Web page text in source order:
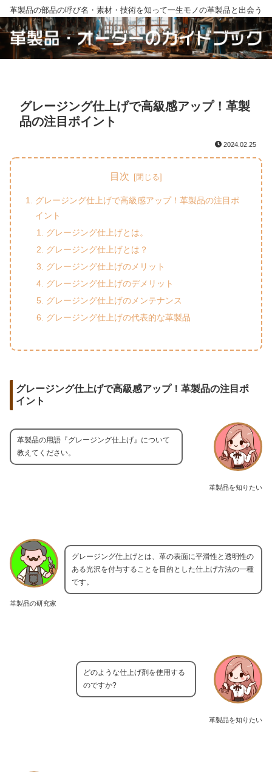
革製品の部品の呼び名・素材・技術を知って一生モノの革製品と出会う
グレージング仕上げで高級感アップ！革製
品の注目ポイント
2024.02.25
目次
グレージング仕上げで高級感アップ！革製品の注目ポ
イント
グレージング仕上げとは。
グレージング仕上げとは？
グレージング仕上げのメリット
グレージング仕上げのデメリット
グレージング仕上げのメンテナンス
グレージング仕上げの代表的な革製品
グレージング仕上げで高級感アップ！革製品の注目ポ
イント
革製品を知りたい
革製品の用語『グレージング仕上げ』について
教えてください。
革製品の研究家
グレージング仕上げとは、革の表面に平滑性と透明性の
ある光沢を付与することを目的とした仕上げ方法の一種
です。
革製品を知りたい
どのような仕上げ剤を使用する
のですか?